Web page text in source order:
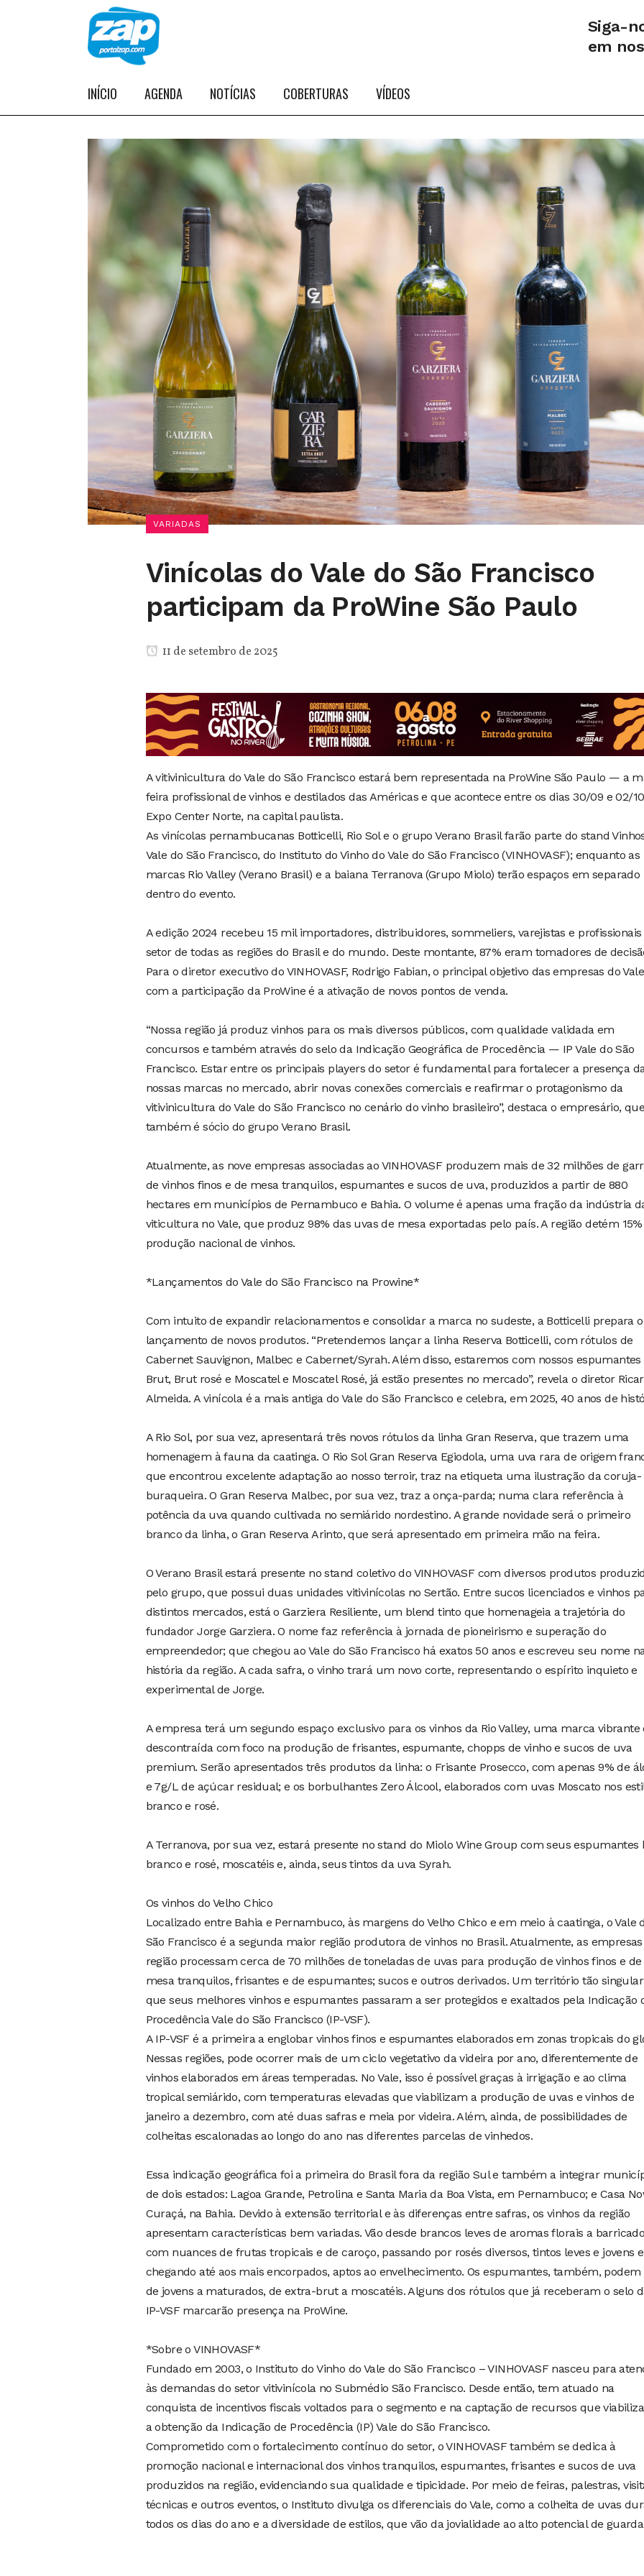
Siga-
em
INÍCIO AGENDA NOTÍCIAS COBERTURAS VÍDEOS
VARIADAS
Vinícolas do Vale do São Francisco
participam da ProWine São Paulo
11 de setembro de 2025
A vitivinicultura do Vale do São Francisco estará bem representada na ProWine São Paulo — a
feira profissional de vinhos e destilados das Américas e que acontece entre os dias 30/09 e 02/
Expo Center Norte, na capital paulista.
As vinícolas pernambucanas Botticelli, Rio Sol e o grupo Verano Brasil farão parte do stand
Vale do São Francisco, do Instituto do Vinho do Vale do São Francisco (VINHOVASF); enquanto as
marcas Rio Valley (Verano Brasil) e a baiana Terranova (Grupo Miolo) terão espaços em separado
dentro do evento.
A edição 2024 recebeu 15 mil importadores, distribuidores, sommeliers, varejistas e profissionais
setor de todas as regiões do Brasil e do mundo. Deste montante, 87% eram tomadores de
Para o diretor executivo do VINHOVASF, Rodrigo Fabian, o principal objetivo das empresas do Vale
com a participação da ProWine é a ativação de novos pontos de venda.
“Nossa região já produz vinhos para os mais diversos públicos, com qualidade validada em
concursos e também através do selo da Indicação Geográfica de Procedência — IP Vale do São
Francisco. Estar entre os principais players do setor é fundamental para fortalecer a presença
nossas marcas no mercado, abrir novas conexões comerciais e reafirmar o protagonismo da
vitivinicultura do Vale do São Francisco no cenário do vinho brasileiro”, destaca o empresário, que
também é sócio do grupo Verano Brasil.
Atualmente, as nove empresas associadas ao VINHOVASF produzem mais de 32 milhões de
de vinhos finos e de mesa tranquilos, espumantes e sucos de uva, produzidos a partir de 880
hectares em municípios de Pernambuco e Bahia. O volume é apenas uma fração da indústria
viticultura no Vale, que produz 98% das uvas de mesa exportadas pelo país. A região detém
produção nacional de vinhos.
*Lançamentos do Vale do São Francisco na Prowine*
Com intuito de expandir relacionamentos e consolidar a marca no sudeste, a Botticelli prepara o
lançamento de novos produtos. “Pretendemos lançar a linha Reserva Botticelli, com rótulos de
Cabernet Sauvignon, Malbec e Cabernet/Syrah. Além disso, estaremos com nossos espumantes
Brut, Brut rosé e Moscatel e Moscatel Rosé, já estão presentes no mercado”, revela o diretor
Almeida. A vinícola é a mais antiga do Vale do São Francisco e celebra, em 2025, 40 anos de
A Rio Sol, por sua vez, apresentará três novos rótulos da linha Gran Reserva, que trazem uma
homenagem à fauna da caatinga. O Rio Sol Gran Reserva Egiodola, uma uva rara de origem
que encontrou excelente adaptação ao nosso terroir, traz na etiqueta uma ilustração da coruja-
buraqueira. O Gran Reserva Malbec, por sua vez, traz a onça-parda; numa clara referência à
potência da uva quando cultivada no semiárido nordestino. A grande novidade será o primeiro
branco da linha, o Gran Reserva Arinto, que será apresentado em primeira mão na feira.
O Verano Brasil estará presente no stand coletivo do VINHOVASF com diversos produtos
pelo grupo, que possui duas unidades vitivinícolas no Sertão. Entre sucos licenciados e vinhos
distintos mercados, está o Garziera Resiliente, um blend tinto que homenageia a trajetória do
fundador Jorge Garziera. O nome faz referência à jornada de pioneirismo e superação do
empreendedor; que chegou ao Vale do São Francisco há exatos 50 anos e escreveu seu nome
história da região. A cada safra, o vinho trará um novo corte, representando o espírito inquieto e
experimental de Jorge.
A empresa terá um segundo espaço exclusivo para os vinhos da Rio Valley, uma marca vibrante
descontraída com foco na produção de frisantes, espumante, chopps de vinho e sucos de uva
premium. Serão apresentados três produtos da linha: o Frisante Prosecco, com apenas 9% de
e 7g/L de açúcar residual; e os borbulhantes Zero Álcool, elaborados com uvas Moscato nos
branco e rosé.
A Terranova, por sua vez, estará presente no stand do Miolo Wine Group com seus espumantes
branco e rosé, moscatéis e, ainda, seus tintos da uva Syrah.
Os vinhos do Velho Chico
Localizado entre Bahia e Pernambuco, às margens do Velho Chico e em meio à caatinga, o Vale
São Francisco é a segunda maior região produtora de vinhos no Brasil. Atualmente, as
região processam cerca de 70 milhões de toneladas de uvas para produção de vinhos finos e de
mesa tranquilos, frisantes e de espumantes; sucos e outros derivados. Um território tão singular
que seus melhores vinhos e espumantes passaram a ser protegidos e exaltados pela Indicação
Procedência Vale do São Francisco (IP-VSF).
A IP-VSF é a primeira a englobar vinhos finos e espumantes elaborados em zonas tropicais do
Nessas regiões, pode ocorrer mais de um ciclo vegetativo da videira por ano, diferentemente de
vinhos elaborados em áreas temperadas. No Vale, isso é possível graças à irrigação e ao clima
tropical semiárido, com temperaturas elevadas que viabilizam a produção de uvas e vinhos de
janeiro a dezembro, com até duas safras e meia por videira. Além, ainda, de possibilidades de
colheitas escalonadas ao longo do ano nas diferentes parcelas de vinhedos.
Essa indicação geográfica foi a primeira do Brasil fora da região Sul e também a integrar
de dois estados: Lagoa Grande, Petrolina e Santa Maria da Boa Vista, em Pernambuco; e Casa
Curaçá, na Bahia. Devido à extensão territorial e às diferenças entre safras, os vinhos da região
apresentam características bem variadas. Vão desde brancos leves de aromas florais a
com nuances de frutas tropicais e de caroço, passando por rosés diversos, tintos leves e jovens e
chegando até aos mais encorpados, aptos ao envelhecimento. Os espumantes, também, podem
de jovens a maturados, de extra-brut a moscatéis. Alguns dos rótulos que já receberam o selo
IP-VSF marcarão presença na ProWine.
*Sobre o VINHOVASF*
Fundado em 2003, o Instituto do Vinho do Vale do São Francisco – VINHOVASF nasceu para
às demandas do setor vitivinícola no Submédio São Francisco. Desde então, tem atuado na
conquista de incentivos fiscais voltados para o segmento e na captação de recursos que
a obtenção da Indicação de Procedência (IP) Vale do São Francisco.
Comprometido com o fortalecimento contínuo do setor, o VINHOVASF também se dedica à
promoção nacional e internacional dos vinhos tranquilos, espumantes, frisantes e sucos de uva
produzidos na região, evidenciando sua qualidade e tipicidade. Por meio de feiras, palestras,
técnicas e outros eventos, o Instituto divulga os diferenciais do Vale, como a colheita de uvas
todos os dias do ano e a diversidade de estilos, que vão da jovialidade ao alto potencial de